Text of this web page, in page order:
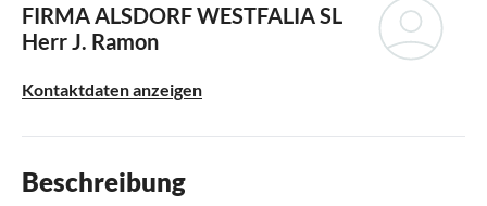
FIRMA ALSDORF WESTFALIA SL
Herr J. Ramon
Kontaktdaten anzeigen
Beschreibung